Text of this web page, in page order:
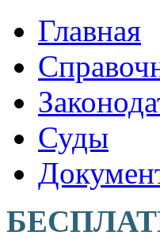
Главная
Суды